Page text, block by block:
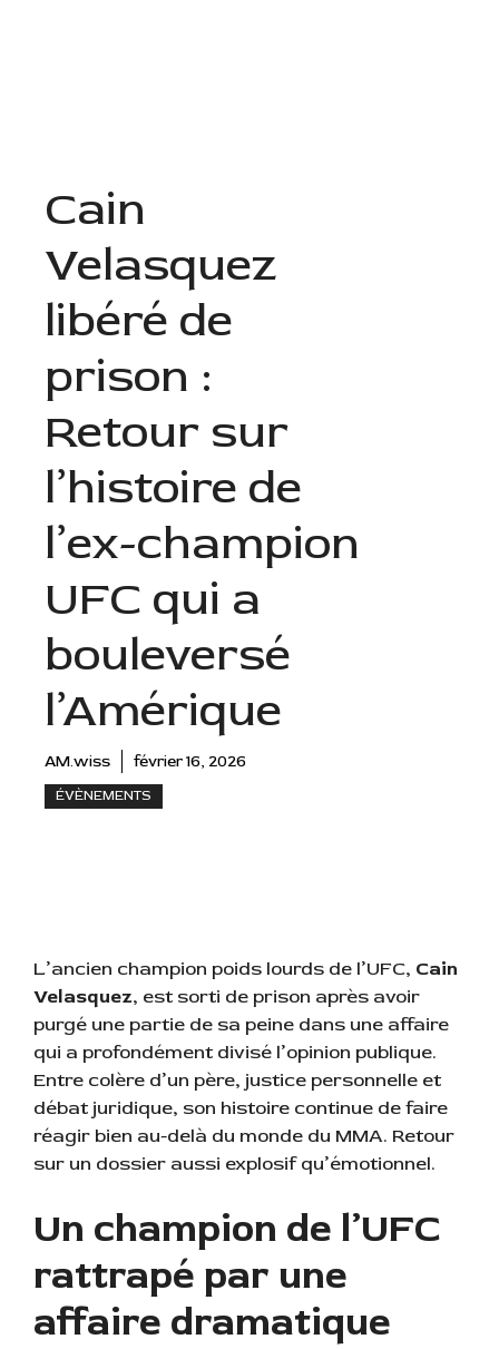
Cain
Velasquez
libéré de
prison :
Retour sur
l’histoire de
l’ex-champion
UFC qui a
bouleversé
l’Amérique
AM.wiss février 16, 2026
ÉVÈNEMENTS
L’ancien champion poids lourds de l’UFC, Cain
Velasquez, est sorti de prison après avoir
purgé une partie de sa peine dans une affaire
qui a profondément divisé l’opinion publique.
Entre colère d’un père, justice personnelle et
débat juridique, son histoire continue de faire
réagir bien au-delà du monde du MMA. Retour
sur un dossier aussi explosif qu’émotionnel.
Un champion de l’UFC
rattrapé par une
affaire dramatique